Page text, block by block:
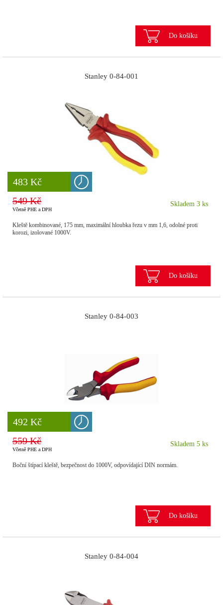
Do košíku
8 777 Kč
483 Kč
Stanley 0-84-001
549 Kč
Včetně PHE a DPH
Skladem 3 ks
Kleště kombinované, 175 mm, maximální hloubka řezu v mm 1,6, odolné proti
korozi, izolované 1000V.
Do košíku
8 777 Kč
492 Kč
Stanley 0-84-003
559 Kč
Včetně PHE a DPH
Skladem 5 ks
Boční štípací kleště, bezpečnost do 1000V, odpovídající DIN normám.
Do košíku
Stanley 0-84-004